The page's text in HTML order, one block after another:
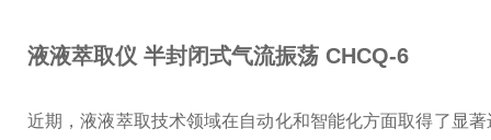
液液萃取仪 半封闭式气流振荡 CHCQ-6
近期，液液萃取技术领域在自动化和智能化方面取得了显